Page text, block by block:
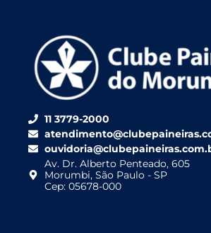
11 3779-2000
Av. Dr. Alberto Penteado, 605
Morumbi, São Paulo - SP
Cep: 05678-000